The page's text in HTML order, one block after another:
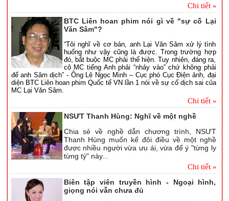
Chi tiết »
BTC Liên hoan phim nói gì về "sự cố Lại
Văn Sâm"?
“Tôi nghĩ về cơ bản, anh Lại Văn Sâm xử lý tình
huống như vậy cũng là được. Trong trường hợp
đó, bắt buộc MC phải thể hiện. Tuy nhiên, đáng ra,
cô MC tiếng Anh phải “nhảy vào” chứ không phải
để anh Sâm dịch” - Ông Lê Ngọc Minh – Cục phó Cục Điện ảnh, đại
diện BTC Liên hoan phim Quốc tế VN lần 1 nói về sự cố dịch sai của
MC Lại Văn Sâm.
Chi tiết »
NSƯT Thanh Hùng: Nghĩ về một nghề
Chia sẻ về nghề dẫn chương trình, NSƯT
Thanh Hùng muốn kể đôi điều về một nghề
được nhiều người vừa ưu ái, vừa để ý "từng ly
từng tý" này...
Chi tiết »
Biên tập viên truyền hình - Ngoại hình,
giọng nói vẫn chưa đủ